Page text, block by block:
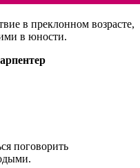
в преклонном возрасте,
в юности.
поговорить